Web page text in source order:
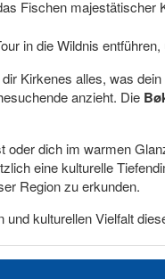
Fischen
in die Wildnis
Kirkenes alles, was
anzieht. Die
dich im warmen
eine kulturelle
Region zu erkunden.
kulturellen Vielfalt